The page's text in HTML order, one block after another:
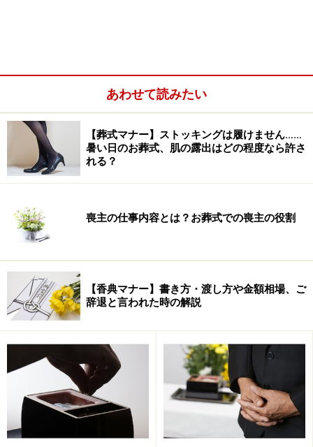
弔辞に使ってはいけないNGワードは？忌み言葉と個
心に残る弔辞として有名な「真っ白な弔辞」
はそれほど重要な別れの言葉
葉でさえ、故人を思う素直な言葉にはかないません。
お葬式で感動したことはありますか？近年、地域社会で
行う葬儀から葬儀社主導の葬儀へと変化していくにした
がって、葬儀社にサービス業としての役割が求められる
あわせて読みたい
【葬式マナー】ストッキングは履けません……
暑い日のお葬式、肌の露出はどの程度なら許さ
れる？
喪主の仕事内容とは？お葬式での喪主の役割
【香典マナー】書き方・渡し方や金額相場、ご
辞退と言われた時の解説